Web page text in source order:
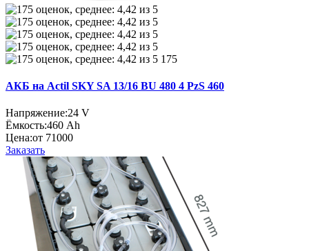
175
АКБ на Actil SKY SA 13/16 BU 480 4 PzS 460
Напряжение:24 V
Ёмкость:460 Ah
Цена:от 71000
Заказать